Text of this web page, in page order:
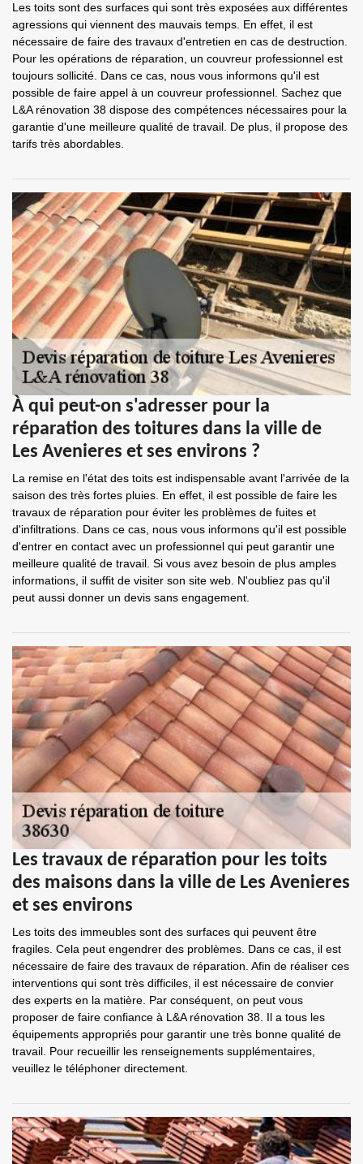
Les toits sont des surfaces qui sont très exposées aux différentes
agressions qui viennent des mauvais temps. En effet, il est
nécessaire de faire des travaux d'entretien en cas de destruction.
Pour les opérations de réparation, un couvreur professionnel est
toujours sollicité. Dans ce cas, nous vous informons qu'il est
possible de faire appel à un couvreur professionnel. Sachez que
L&A rénovation 38 dispose des compétences nécessaires pour la
garantie d'une meilleure qualité de travail. De plus, il propose des
tarifs très abordables.
À qui peut-on s'adresser pour la
réparation des toitures dans la ville de
Les Avenieres et ses environs ?
La remise en l'état des toits est indispensable avant l'arrivée de la
saison des très fortes pluies. En effet, il est possible de faire les
travaux de réparation pour éviter les problèmes de fuites et
d'infiltrations. Dans ce cas, nous vous informons qu'il est possible
d'entrer en contact avec un professionnel qui peut garantir une
meilleure qualité de travail. Si vous avez besoin de plus amples
informations, il suffit de visiter son site web. N'oubliez pas qu'il
peut aussi donner un devis sans engagement.
Les travaux de réparation pour les toits
des maisons dans la ville de Les Avenieres
et ses environs
Les toits des immeubles sont des surfaces qui peuvent être
fragiles. Cela peut engendrer des problèmes. Dans ce cas, il est
nécessaire de faire des travaux de réparation. Afin de réaliser ces
interventions qui sont très difficiles, il est nécessaire de convier
des experts en la matière. Par conséquent, on peut vous
proposer de faire confiance à L&A rénovation 38. Il a tous les
équipements appropriés pour garantir une très bonne qualité de
travail. Pour recueillir les renseignements supplémentaires,
veuillez le téléphoner directement.